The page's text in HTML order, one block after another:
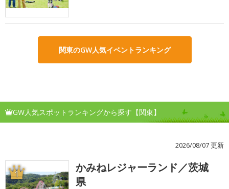
関東のGW人気イベントランキング
GW人気スポットランキングから探す【関東】
2026/08/07 更新
1
かみねレジャーランド／茨城
県